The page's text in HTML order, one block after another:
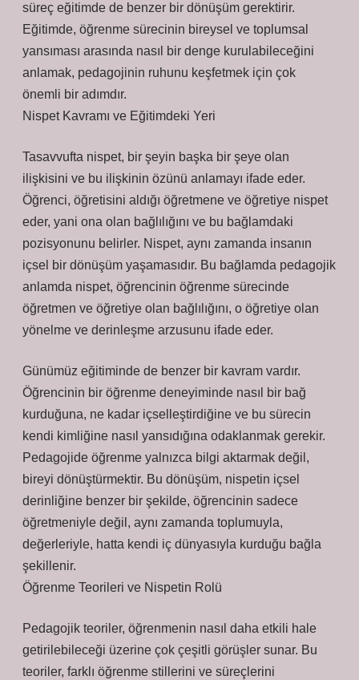
süreç eğitimde de benzer bir dönüşüm gerektirir.
Eğitimde, öğrenme sürecinin bireysel ve toplumsal
yansıması arasında nasıl bir denge kurulabileceğini
anlamak, pedagojinin ruhunu keşfetmek için çok
önemli bir adımdır.
Nispet Kavramı ve Eğitimdeki Yeri
Tasavvufta nispet, bir şeyin başka bir şeye olan
ilişkisini ve bu ilişkinin özünü anlamayı ifade eder.
Öğrenci, öğretisini aldığı öğretmene ve öğretiye nispet
eder, yani ona olan bağlılığını ve bu bağlamdaki
pozisyonunu belirler. Nispet, aynı zamanda insanın
içsel bir dönüşüm yaşamasıdır. Bu bağlamda pedagojik
anlamda nispet, öğrencinin öğrenme sürecinde
öğretmen ve öğretiye olan bağlılığını, o öğretiye olan
yönelme ve derinleşme arzusunu ifade eder.
Günümüz eğitiminde de benzer bir kavram vardır.
Öğrencinin bir öğrenme deneyiminde nasıl bir bağ
kurduğuna, ne kadar içselleştirdiğine ve bu sürecin
kendi kimliğine nasıl yansıdığına odaklanmak gerekir.
Pedagojide öğrenme yalnızca bilgi aktarmak değil,
bireyi dönüştürmektir. Bu dönüşüm, nispetin içsel
derinliğine benzer bir şekilde, öğrencinin sadece
öğretmeniyle değil, aynı zamanda toplumuyla,
değerleriyle, hatta kendi iç dünyasıyla kurduğu bağla
şekillenir.
Öğrenme Teorileri ve Nispetin Rolü
Pedagojik teoriler, öğrenmenin nasıl daha etkili hale
getirilebileceği üzerine çok çeşitli görüşler sunar. Bu
teoriler, farklı öğrenme stillerini ve süreçlerini